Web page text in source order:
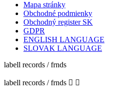
Mapa stránky
Obchodné podmienky
Obchodný register SK
GDPR
ENGLISH LANGUAGE
SLOVAK LANGUAGE
labell records / frnds
labell records / frnds  